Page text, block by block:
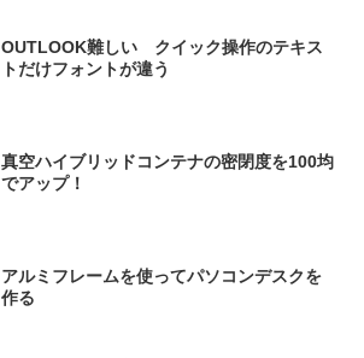
OUTLOOK難しい クイック操作のテキス
トだけフォントが違う
真空ハイブリッドコンテナの密閉度を100均
でアップ！
アルミフレームを使ってパソコンデスクを
作る